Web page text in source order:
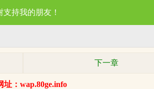
支持我的朋友！
下一章
址：wap.80ge.info